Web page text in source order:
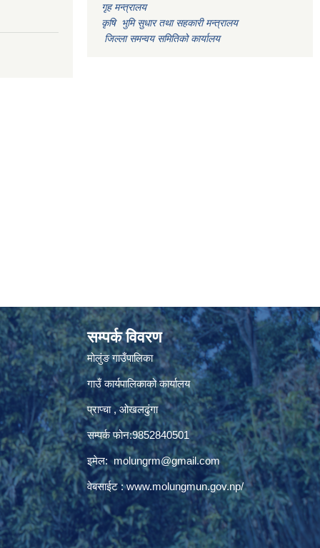
गृह मन्त्रालय
कृषि भुमि सुधार तथा सहकारी मन्त्रालय
जिल्ला समन्वय समितिको कार्यालय
सम्पर्क विवरण
मोलुंङ गाउँपालिका
गाउँ कार्यपालिकाको कार्यालय
प्राप्चा , ओखलढुंगा
सम्पर्क फोन:9852840501
इमेल:molungrm@gmail.com
वेबसाईट :www.molungmun.gov.np/